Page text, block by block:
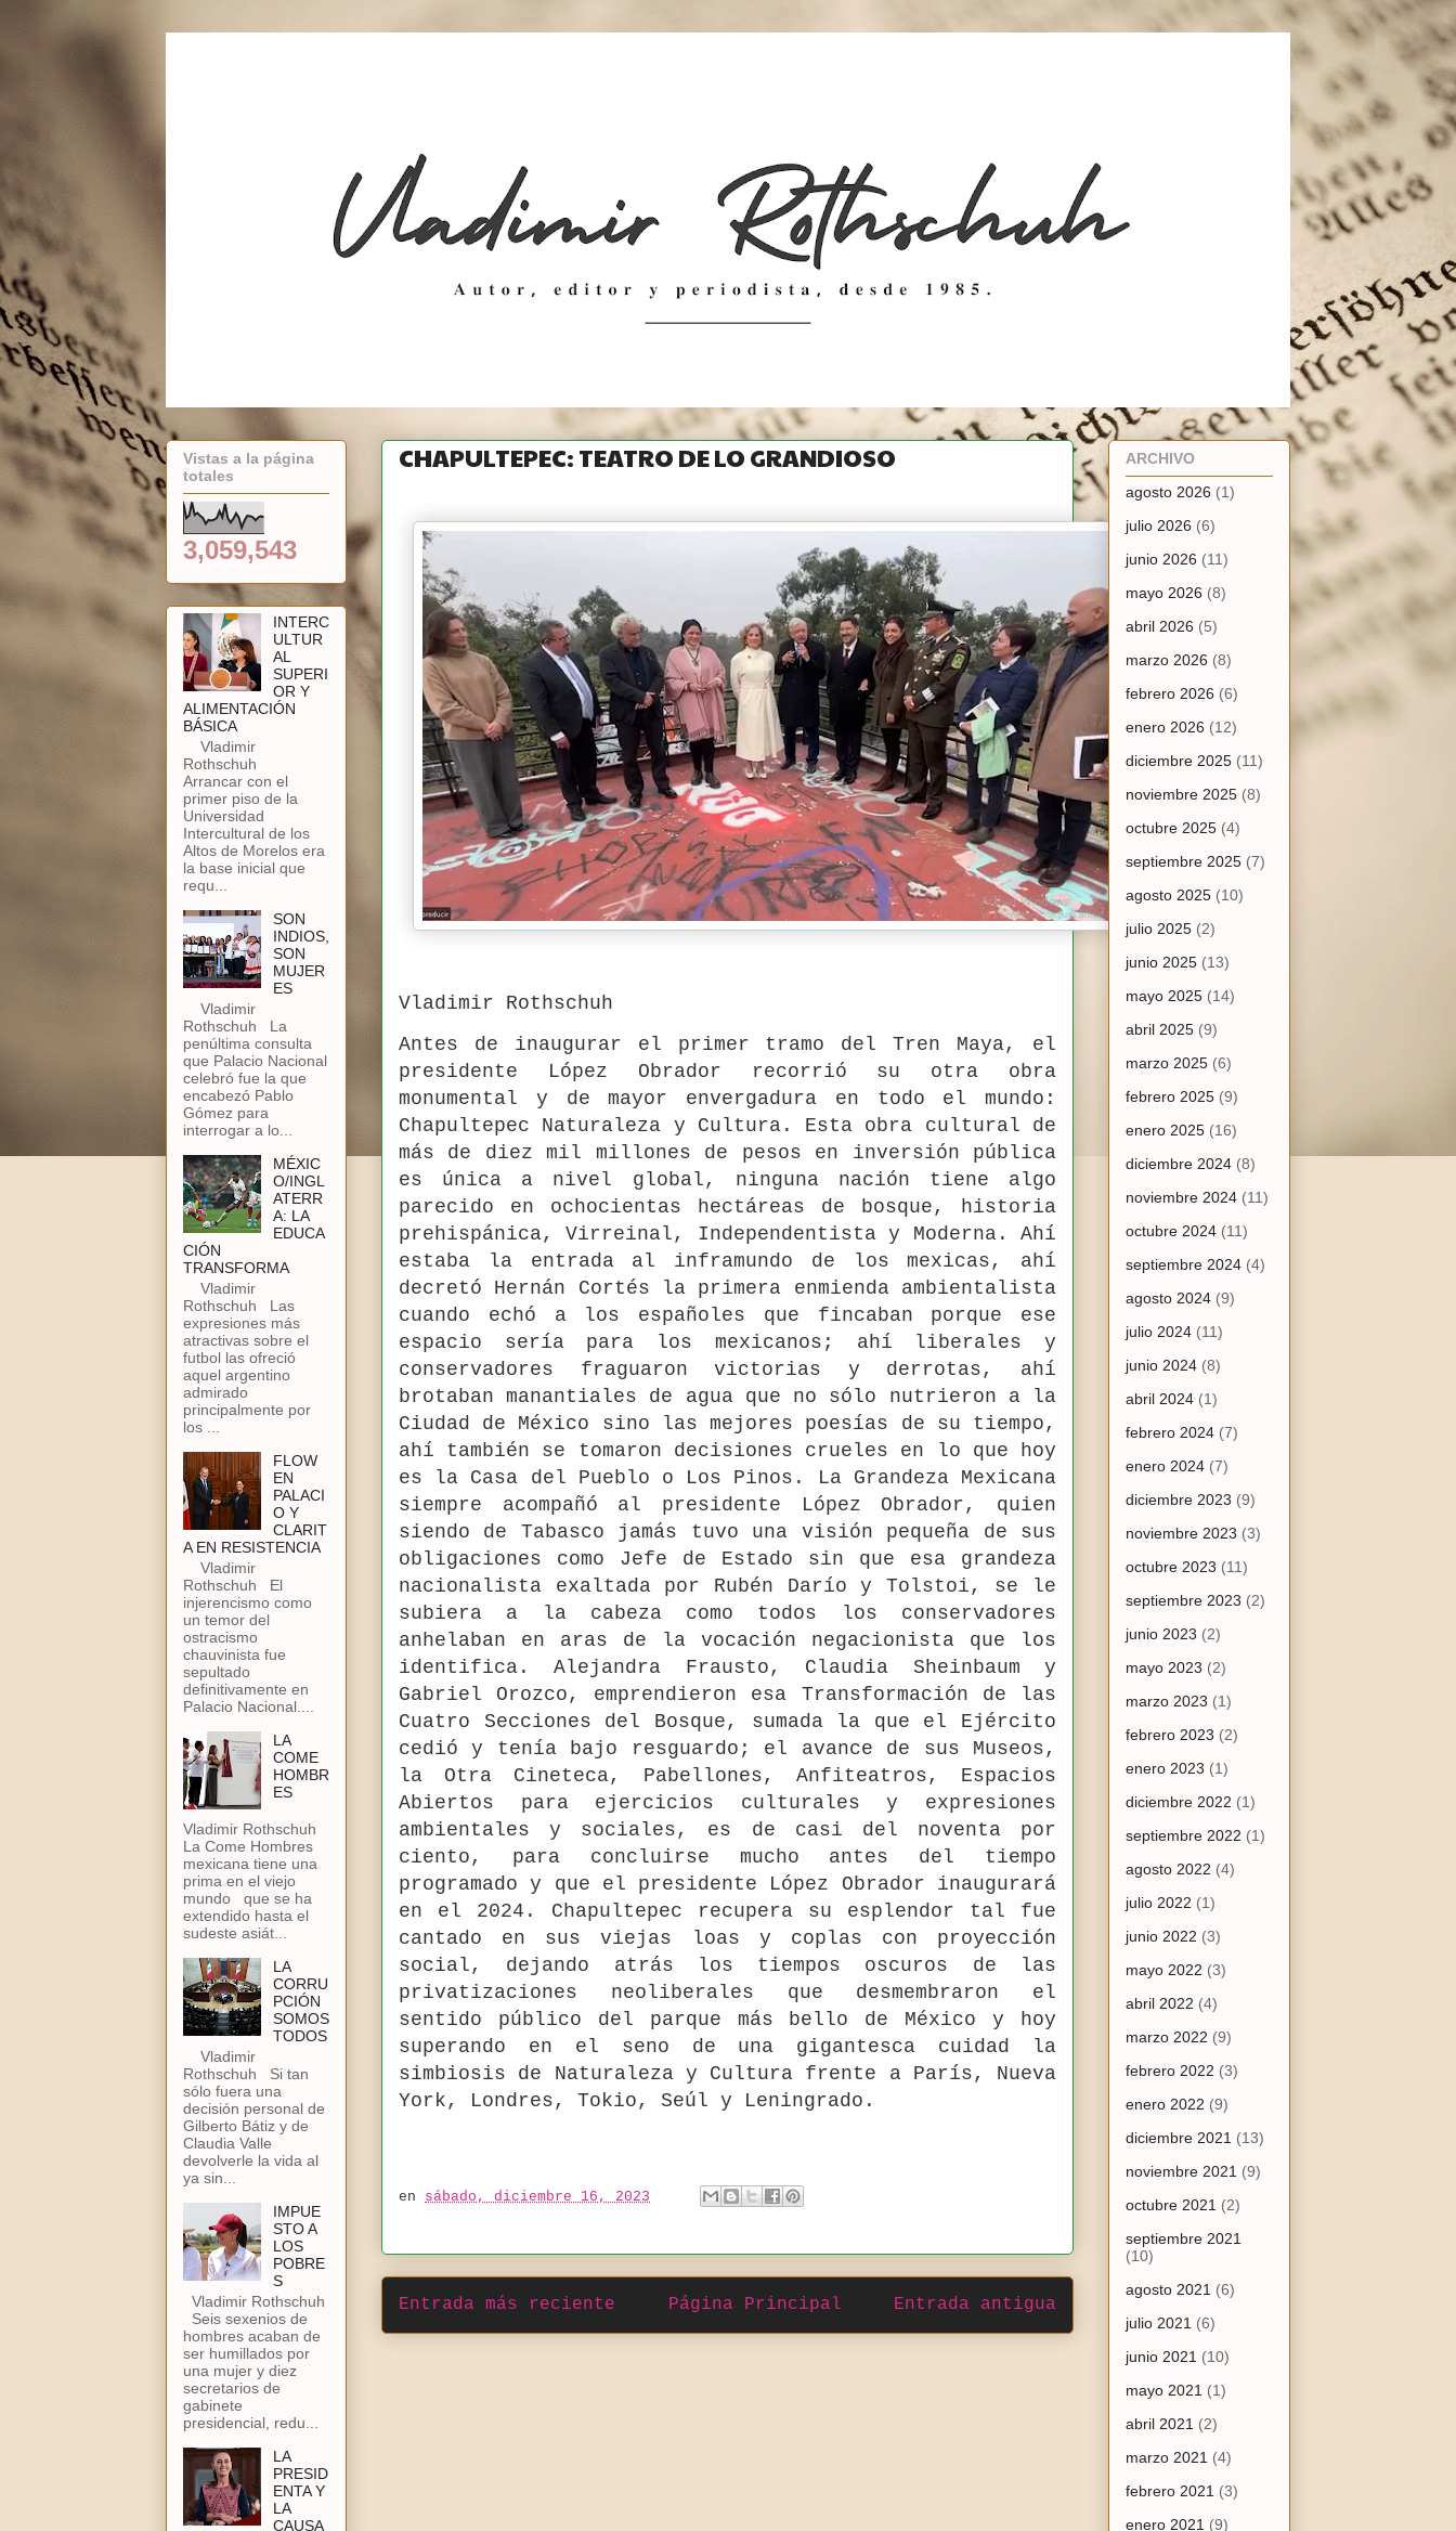
CHAPULTEPEC: TEATRO DE LO GRANDIOSO
Vladimir Rothschuh
Antes de inaugurar el primer tramo del Tren Maya, el
presidente López Obrador recorrió su otra obra
monumental y de mayor envergadura en todo el mundo:
Chapultepec Naturaleza y Cultura. Esta obra cultural de
más de diez mil millones de pesos en inversión pública
es única a nivel global, ninguna nación tiene algo
parecido en ochocientas hectáreas de bosque, historia
prehispánica, Virreinal, Independentista y Moderna. Ahí
estaba la entrada al inframundo de los mexicas, ahí
decretó Hernán Cortés la primera enmienda ambientalista
cuando echó a los españoles que fincaban porque ese
espacio sería para los mexicanos; ahí liberales y
conservadores fraguaron victorias y derrotas, ahí
brotaban manantiales de agua que no sólo nutrieron a la
Ciudad de México sino las mejores poesías de su tiempo,
ahí también se tomaron decisiones crueles en lo que hoy
es la Casa del Pueblo o Los Pinos. La Grandeza Mexicana
siempre acompañó al presidente López Obrador, quien
siendo de Tabasco jamás tuvo una visión pequeña de sus
obligaciones como Jefe de Estado sin que esa grandeza
nacionalista exaltada por Rubén Darío y Tolstoi, se le
subiera a la cabeza como todos los conservadores
anhelaban en aras de la vocación negacionista que los
identifica. Alejandra Frausto, Claudia Sheinbaum y
Gabriel Orozco, emprendieron esa Transformación de las
Cuatro Secciones del Bosque, sumada la que el Ejército
cedió y tenía bajo resguardo; el avance de sus Museos,
la Otra Cineteca, Pabellones, Anfiteatros, Espacios
Abiertos para ejercicios culturales y expresiones
ambientales y sociales, es de casi del noventa por
ciento, para concluirse mucho antes del tiempo
programado y que el presidente López Obrador inaugurará
en el 2024. Chapultepec recupera su esplendor tal fue
cantado en sus viejas loas y coplas con proyección
social, dejando atrás los tiempos oscuros de las
privatizaciones neoliberales que desmembraron el
sentido público del parque más bello de México y hoy
superando en el seno de una gigantesca cuidad la
simbiosis de Naturaleza y Cultura frente a París, Nueva
York, Londres, Tokio, Seúl y Leningrado.
en sábado, diciembre 16, 2023
Entrada más reciente Entrada antigua
Página Principal
Vistas a la página
totales
3,059,543
INTERC
ULTUR
AL
SUPERI
OR Y
ALIMENTACIÓN
BÁSICA
Vladimir
Rothschuh
Arrancar con el
primer piso de la
Universidad
Intercultural de los
Altos de Morelos era
la base inicial que
requ...
SON
INDIOS,
SON
MUJER
ES
Vladimir
Rothschuh La
penúltima consulta
que Palacio Nacional
celebró fue la que
encabezó Pablo
Gómez para
interrogar a lo...
MÉXIC
O/INGL
ATERR
A: LA
EDUCA
CIÓN
TRANSFORMA
Vladimir
Rothschuh Las
expresiones más
atractivas sobre el
futbol las ofreció
aquel argentino
admirado
principalmente por
los ...
FLOW
EN
PALACI
O Y
CLARIT
A EN RESISTENCIA
Vladimir
Rothschuh El
injerencismo como
un temor del
ostracismo
chauvinista fue
sepultado
definitivamente en
Palacio Nacional....
LA
COME
HOMBR
ES
Vladimir Rothschuh
La Come Hombres
mexicana tiene una
prima en el viejo
mundo que se ha
extendido hasta el
sudeste asiát...
LA
CORRU
PCIÓN
SOMOS
TODOS
Vladimir
Rothschuh Si tan
sólo fuera una
decisión personal de
Gilberto Bátiz y de
Claudia Valle
devolverle la vida al
ya sin...
IMPUE
STO A
LOS
POBRE
S
Vladimir Rothschuh
Seis sexenios de
hombres acaban de
ser humillados por
una mujer y diez
secretarios de
gabinete
presidencial, redu...
LA
PRESID
ENTA Y
LA
CAUSA
ARCHIVO
agosto 2026 (1)
julio 2026 (6)
junio 2026 (11)
mayo 2026 (8)
abril 2026 (5)
marzo 2026 (8)
febrero 2026 (6)
enero 2026 (12)
diciembre 2025 (11)
noviembre 2025 (8)
octubre 2025 (4)
septiembre 2025 (7)
agosto 2025 (10)
julio 2025 (2)
junio 2025 (13)
mayo 2025 (14)
abril 2025 (9)
marzo 2025 (6)
febrero 2025 (9)
enero 2025 (16)
diciembre 2024 (8)
noviembre 2024 (11)
octubre 2024 (11)
septiembre 2024 (4)
agosto 2024 (9)
julio 2024 (11)
junio 2024 (8)
abril 2024 (1)
febrero 2024 (7)
enero 2024 (7)
diciembre 2023 (9)
noviembre 2023 (3)
octubre 2023 (11)
septiembre 2023 (2)
junio 2023 (2)
mayo 2023 (2)
marzo 2023 (1)
febrero 2023 (2)
enero 2023 (1)
diciembre 2022 (1)
septiembre 2022 (1)
agosto 2022 (4)
julio 2022 (1)
junio 2022 (3)
mayo 2022 (3)
abril 2022 (4)
marzo 2022 (9)
febrero 2022 (3)
enero 2022 (9)
diciembre 2021 (13)
noviembre 2021 (9)
octubre 2021 (2)
septiembre 2021
(10)
agosto 2021 (6)
julio 2021 (6)
junio 2021 (10)
mayo 2021 (1)
abril 2021 (2)
marzo 2021 (4)
febrero 2021 (3)
enero 2021 (9)